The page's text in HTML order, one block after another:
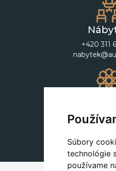
Súbory
technológie
používame
+420 311
+420 311